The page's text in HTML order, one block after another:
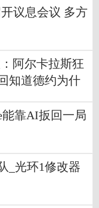
议息会议 多方
阿尔卡拉斯狂
知道德约为什
能靠AI扳回一局
_光环1修改器